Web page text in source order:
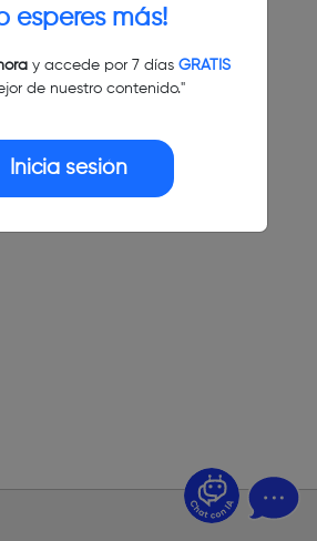
esperes más!
y accede por 7 días GRATIS
de nuestro contenido."
Inicia sesión